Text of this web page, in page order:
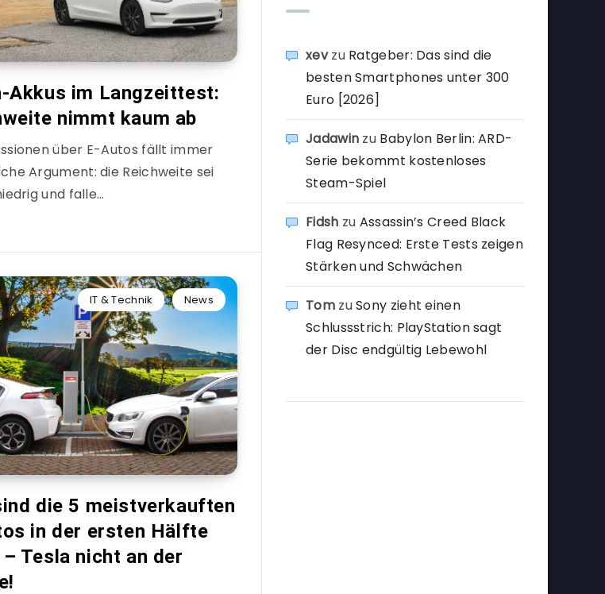
Akkus im Langzeittest:
nimmt kaum ab
über E-Autos fällt immer
Argument: die Reichweite sei
und falle…
IT & Technik News
die 5 meistverkauften
in der ersten Hälfte
Tesla nicht an der
xevzu Ratgeber: Das sind die
besten Smartphones unter 300
Euro [2026]
Jadawin zu Babylon Berlin: ARD-
Serie bekommt kostenloses
Steam-Spiel
Fidsh zu Assassin’s Creed Black
Flag Resynced: Erste Tests zeigen
Stärken und Schwächen
TomzuSony zieht einen
Schlussstrich: PlayStation sagt
der Disc endgültig Lebewohl